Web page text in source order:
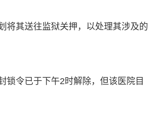
将其送往监狱关押，以处理其涉及的
锁令已于下午2时解除，但该医院目